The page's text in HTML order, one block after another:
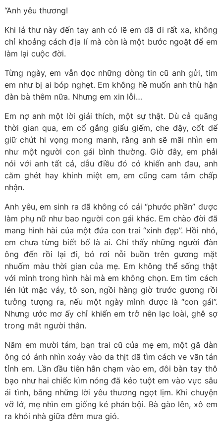
“Anh yêu thương!
Khi lá thư này đến tay anh có lẽ em đã đi rất xa, không
chỉ khoảng cách địa lí mà còn là một bước ngoặt để em
làm lại cuộc đời.
Từng ngày, em vẫn đọc những dòng tin cũ anh gửi, tim
em như bị ai bóp nghẹt. Em không hề muốn anh thù hận
đàn bà thêm nữa. Nhưng em xin lỗi…
Em nợ anh một lời giải thích, một sự thật. Dù cả quãng
thời gian qua, em cố gắng giấu giếm, che đậy, cốt để
giữ chút hi vọng mong manh, rằng anh sẽ mãi nhìn em
như một người con gái bình thường. Giờ đây, em phải
nói với anh tất cả, dẫu điều đó có khiến anh đau, anh
căm ghét hay khinh miệt em, em cũng cam tâm chấp
nhận.
Anh yêu, em sinh ra đã không có cái “phước phần” được
làm phụ nữ như bao người con gái khác. Em chào đời đã
mang hình hài của một đứa con trai “xinh đẹp”. Hồi nhỏ,
em chưa từng biết bố là ai. Chỉ thấy những người đàn
ông đến rồi lại đi, bỏ rơi nỗi buồn trên gương mặt
nhuốm màu thời gian của mẹ. Em không thể sống thật
với mình trong hình hài mà em không chọn. Em tìm cách
lén lút mặc váy, tô son, ngồi hàng giờ trước gương rồi
tưởng tượng ra, nếu một ngày mình được là “con gái”.
Nhưng ước mơ ấy chỉ khiến em trở nên lạc loài, ghê sợ
trong mắt người thân.
Năm em mười tám, bạn trai cũ của mẹ em, một gã đàn
ông có ánh nhìn xoáy vào da thịt đã tìm cách ve vãn tán
tỉnh em. Lần đầu tiên hắn chạm vào em, đôi bàn tay thô
bạo như hai chiếc kìm nóng đã kéo tuột em vào vực sâu
ái tình, bằng những lời yêu thương ngọt lịm. Khi chuyện
vỡ lở, mẹ nhìn em giống kẻ phản bội. Bà gào lên, xô em
ra khỏi nhà giữa đêm mưa gió.